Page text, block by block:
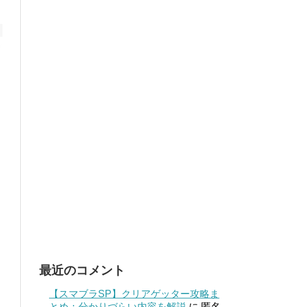
最近のコメント
【スマブラSP】クリアゲッター攻略ま